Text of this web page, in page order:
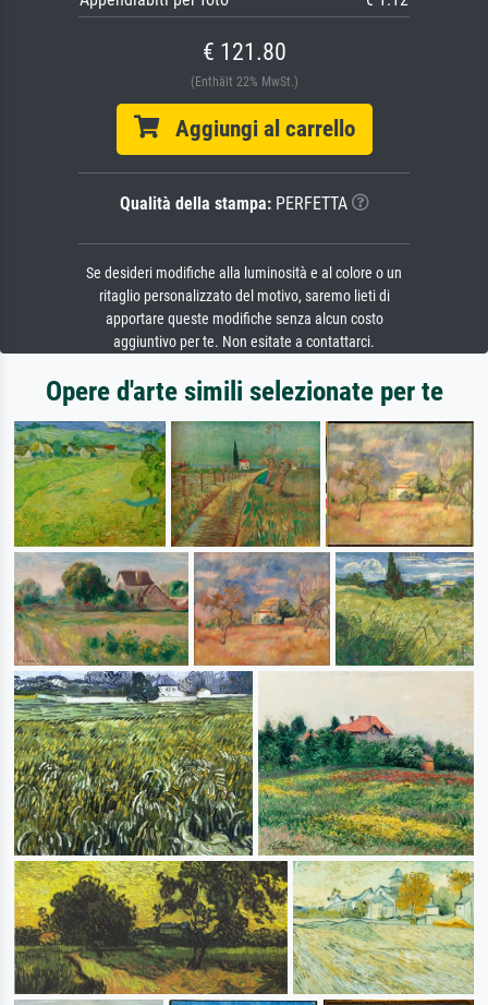
€ 121.80
(Enthält 22% MwSt.)
Aggiungi al carrello
Qualità della stampa:PERFETTA
Se desideri modifiche alla luminosità e al colore o un
ritaglio personalizzato del motivo, saremo lieti di
apportare queste modifiche senza alcun costo
aggiuntivo per te. Non esitate a contattarci.
Opere d'arte simili selezionate per te